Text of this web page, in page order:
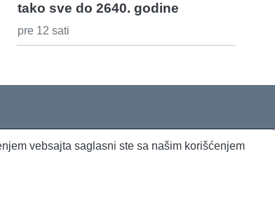
tako sve do 2640. godine
pre 12 sati
vebsajta saglasni ste sa našim korišćenjem